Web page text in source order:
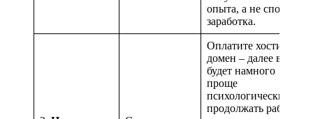
опыта, а не способа
заработка.
Оплатите хостинг и
домен – далее вам
будет намного
проще
психологически
продолжать работу